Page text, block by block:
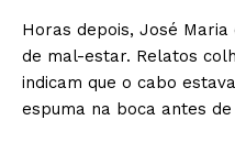
Horas depois, José
de mal-estar. Relatos
indicam que o cabo
espuma na boca antes